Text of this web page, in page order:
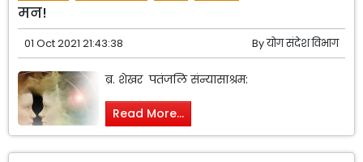
मन!
01 Oct 2021 21:43:38 Byयोग संदेश विभाग
ब्र. शेखर पतंजलि संन्यासाश्रम:
Read More...